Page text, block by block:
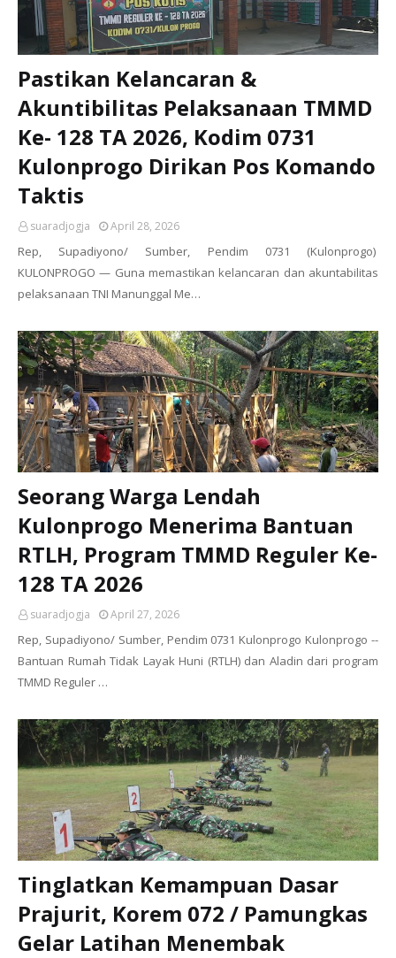
Pastikan Kelancaran &
Akuntibilitas Pelaksanaan TMMD
Ke- 128 TA 2026, Kodim 0731
Kulonprogo Dirikan Pos Komando
Taktis
suaradjogja April 28, 2026
Rep, Supadiyono/ Sumber, Pendim 0731 (Kulonprogo)
KULONPROGO — Guna memastikan kelancaran dan akuntabilitas
pelaksanaan TNI Manunggal Me…
Seorang Warga Lendah
Kulonprogo Menerima Bantuan
RTLH, Program TMMD Reguler Ke-
128 TA 2026
suaradjogja April 27, 2026
Rep, Supadiyono/ Sumber, Pendim 0731 Kulonprogo Kulonprogo --
Bantuan Rumah Tidak Layak Huni (RTLH) dan Aladin dari program
TMMD Reguler …
Tinglatkan Kemampuan Dasar
Prajurit, Korem 072 / Pamungkas
Gelar Latihan Menembak